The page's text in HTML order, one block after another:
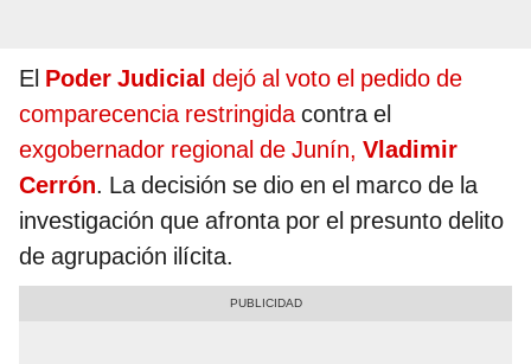
El Poder Judicial dejó al voto el pedido de
comparecencia restringidacontra el
exgobernador regional de Junín, Vladimir
Cerrón. La decisión se dio en el marco de la
investigación que afronta por el presunto delito
de agrupación ilícita.